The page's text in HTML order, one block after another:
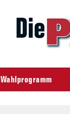
Wahlprogramm